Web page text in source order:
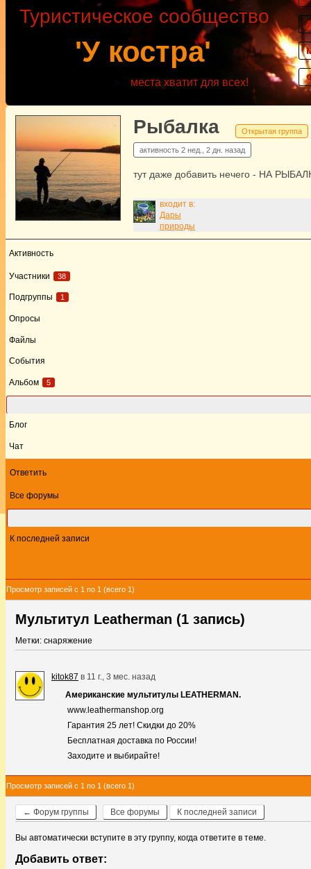
'У костра'
Туристическое сообщество
места хватит для всех!
Рыбалка Открытая группа
активность 2 нед., 2 дн. назад
тут даже добавить нечего - НА
входит в:
Дары
природы
Активность
Участники 38
Подгруппы 1
Опросы
Файлы
События
Альбом 5
Блог
Чат
Ответить
Все форумы
К последней записи
Просмотр записей с 1 по 1 (всего 1)
Мультитул Leatherman (1 запись)
Метки: снаряжение
kitok87 в 11 г., 3 мес. назад
Американские мультитулы LEATHERMAN.
www.leathermanshop.org
Гарантия 25 лет! Скидки до 20%
Бесплатная доставка по России!
Заходите и выбирайте!
Просмотр записей с 1 по 1 (всего 1)
← Форум группы Все форумы К последней записи
Вы автоматически вступите в эту группу, когда ответите в теме.
Добавить ответ: